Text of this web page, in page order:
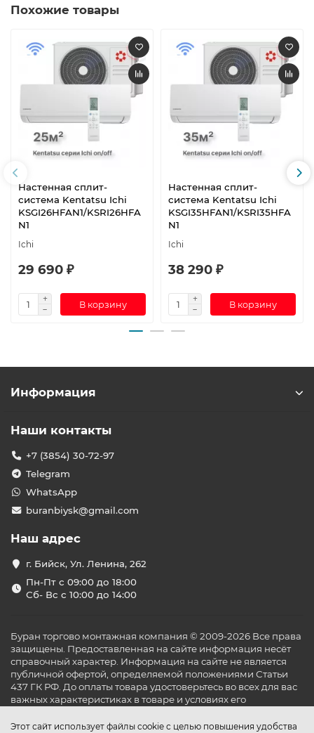
Похожие товары
Настенная сплит-
система Kentatsu Ichi
KSGI26HFAN1/KSRI26HFA
N1
Ichi
29 690 ₽
В корзину
Настенная сплит-
система Kentatsu Ichi
KSGI35HFAN1/KSRI35HFA
N1
Ichi
38 290 ₽
В корзину
Этот сайт использует файлы cookie с целью повышения удобства
Информация
Наши контакты
+7 (3854) 30-72-97
Telegram
WhatsApp
buranbiysk@gmail.com
Наш адрес
г. Бийск, Ул. Ленина, 262
Пн-Пт с 09:00 до 18:00
Сб- Вс с 10:00 до 14:00
Буран торгово монтажная компания © 2009-2026 Все права
защищены. Предоставленная на сайте информация несёт
справочный характер. Информация на сайте не является
публичной офертой, определяемой положениями Статьи
437 ГК РФ. До оплаты товара удостоверьтесь во всех для вас
важных характеристиках в товаре и условиях его